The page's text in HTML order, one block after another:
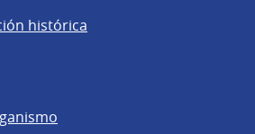
histórica